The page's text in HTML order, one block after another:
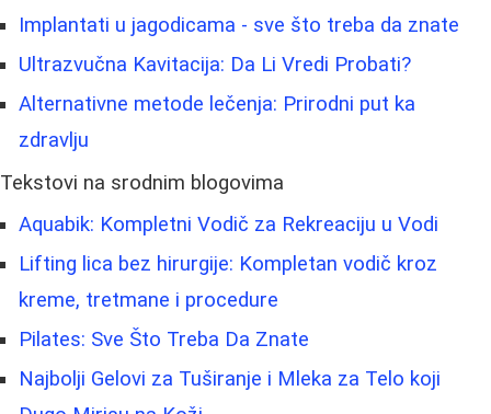
Implantati u jagodicama - sve što treba da znate
Ultrazvučna Kavitacija: Da Li Vredi Probati?
Alternativne metode lečenja: Prirodni put ka
zdravlju
Tekstovi na srodnim blogovima
Aquabik: Kompletni Vodič za Rekreaciju u Vodi
Lifting lica bez hirurgije: Kompletan vodič kroz
kreme, tretmane i procedure
Pilates: Sve Što Treba Da Znate
Najbolji Gelovi za Tuširanje i Mleka za Telo koji